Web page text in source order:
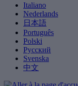
Italiano
Nederlands
日本語
Português
Polski
Русский
Svenska
中文